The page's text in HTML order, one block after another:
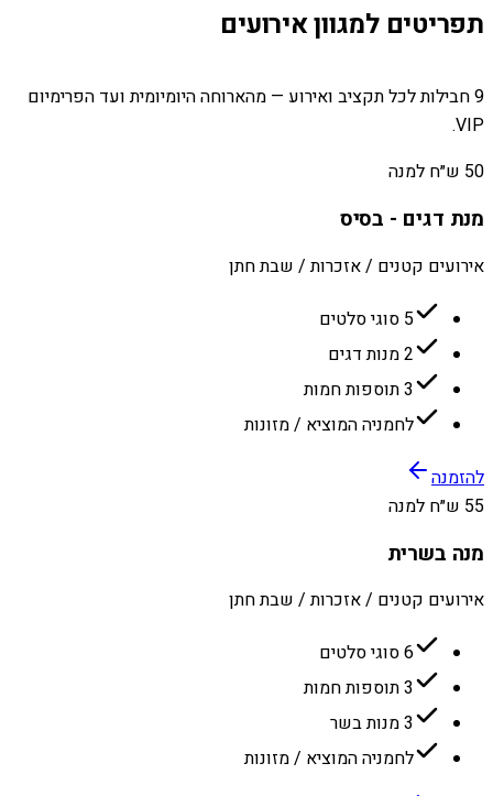
תפריטים למגוון אירועים
9 חבילות לכל תקציב ואירוע — מהארוחה היומיומית ועד הפרימיום
VIP.
50 ש״ח למנה
מנת דגים - בסיס
אירועים קטנים / אזכרות / שבת חתן
5 סוגי סלטים
2 מנות דגים
3 תוספות חמות
לחמניה המוציא / מזונות
להזמנה
55 ש״ח למנה
מנה בשרית
אירועים קטנים / אזכרות / שבת חתן
6 סוגי סלטים
3 תוספות חמות
3 מנות בשר
לחמניה המוציא / מזונות